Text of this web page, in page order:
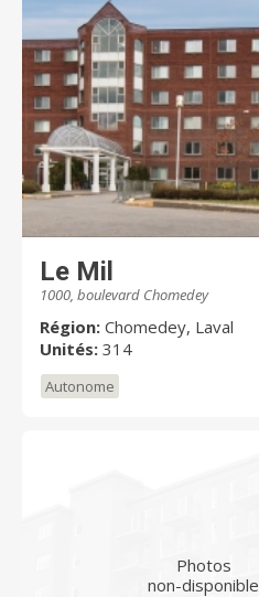
Le Mil
1000, boulevard Chomedey
Région: Chomedey, Laval
Unités: 314
Autonome
Photos
non-disponible